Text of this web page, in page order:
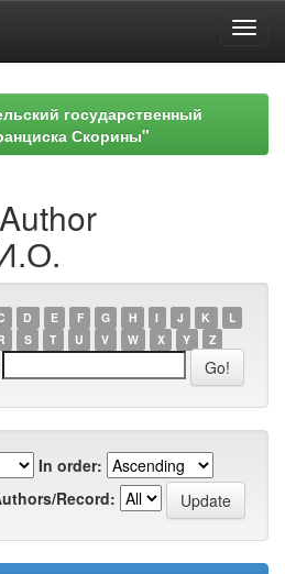
государственный
Скорины"
D E F G H I J K
L
S T U V W X Y Z
In order:
Record: